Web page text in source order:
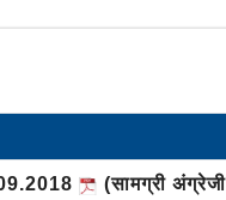
(सामग्री